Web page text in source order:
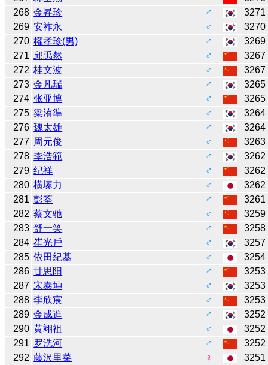
268 金昇珍 ♂
3271
269 安祚永 ♂
3270
270 權孝珍(男) ♂
3269
271 邱禹然 ♂
3267
272 桂文波 ♂
3267
273 金凡瑞 ♂
3265
274 张亚博 ♂
3265
275 梁洧準 ♂
3264
276 魏太雄 ♂
3264
277 周元俊 ♂
3263
278 李浩範 ♂
3262
279 纪祥 ♂
3262
280 横塚力 ♂
3262
281 彭筌 ♂
3261
282 蔡文驰 ♂
3259
283 舒一笑 ♂
3258
284 崔光戶 ♂
3257
285 依田紀基 ♂
3254
286 甘思阳 ♂
3253
287 宋泰坤 ♂
3253
288 李欣宸 ♂
3253
289 金成進 ♂
3252
290 黄翊祖 ♂
3252
291 罗洗河 ♂
3252
292 藤沢里菜 ♀
3251